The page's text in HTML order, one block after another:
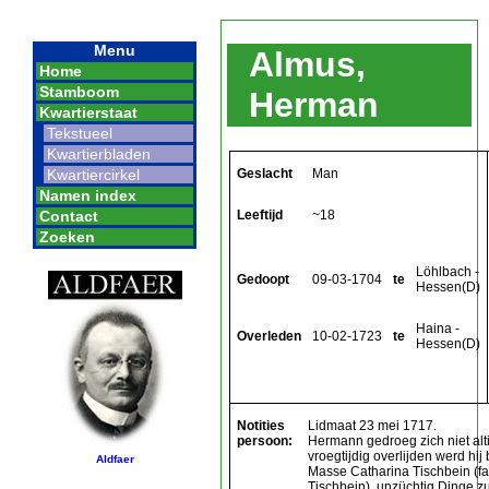
Menu
Home
Stamboom
Kwartierstaat
Tekstueel
Kwartierbladen
Kwartiercirkel
Namen index
Contact
Zoeken
Aldfaer
Almus,
Herman
Geslacht Man
Leeftijd ~18
Gedoopt 09-03-1704 te
Löhlbach -
Hessen(D)
Overleden 10-02-1723 te
Haina -
Hessen(D)
Notities
persoon:
Lidmaat 23 mei 1717.
Hermann gedroeg zich niet
vroegtijdig overlijden werd hij
Masse Catharina Tischbein